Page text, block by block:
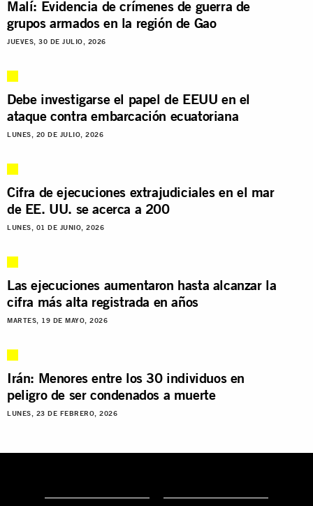
Malí: Evidencia de crímenes de guerra de
grupos armados en la región de Gao
JUEVES, 30 DE JULIO, 2026
Debe investigarse el papel de EEUU en el
ataque contra embarcación ecuatoriana
LUNES, 20 DE JULIO, 2026
Cifra de ejecuciones extrajudiciales en el mar
de EE. UU. se acerca a 200
LUNES, 01 DE JUNIO, 2026
Las ejecuciones aumentaron hasta alcanzar la
cifra más alta registrada en años
MARTES, 19 DE MAYO, 2026
Irán: Menores entre los 30 individuos en
peligro de ser condenados a muerte
LUNES, 23 DE FEBRERO, 2026